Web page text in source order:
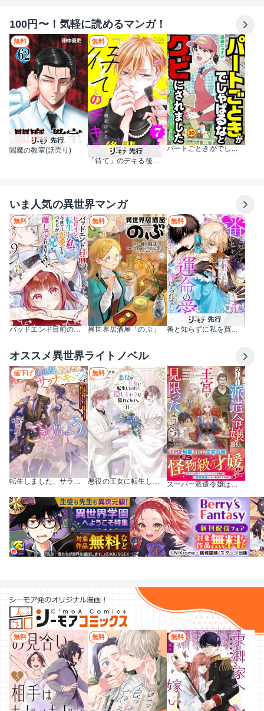
100円〜！気軽に読めるマンガ！
無料
閻魔の教室(話売り)
無料
「待て」のデキる後輩くん【マイクロ】
パートごときがでしゃばるなとクビにされました～このスーパー、私達で回してましたが大丈夫ですか？～【単話】
いま人気の異世界マンガ
無料
バッドエンド目前のヒロインに転生した私、今世では恋愛するつもりがチートな兄が離してくれません!?@COMIC
無料
異世界居酒屋「のぶ」
無料
番と知らずに私を買った純愛こじらせ騎士団長に運命の愛を捧げられました！【単話版】
オススメ異世界ライトノベル
値下げ 無料
スーパー派遣令嬢は王宮を見限ったようです～私を不当解雇した元上司へ。我が家の正体、ご存知ですか？～
無料 無料 無料